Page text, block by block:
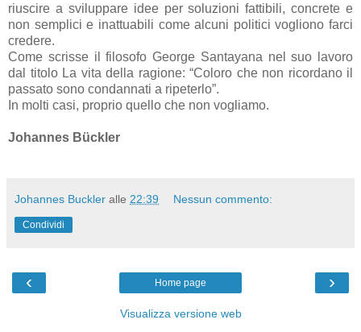
riuscire a sviluppare idee per soluzioni fattibili, concrete e
non semplici e inattuabili come alcuni politici vogliono farci
credere.
Come scrisse il filosofo George Santayana nel suo lavoro
dal titolo La vita della ragione: “Coloro che non ricordano il
passato sono condannati a ripeterlo”.
In molti casi, proprio quello che non vogliamo.
Johannes Bückler
Johannes Buckler alle 22:39 Nessun commento:
Condividi
‹ ›
Home page
Visualizza versione web